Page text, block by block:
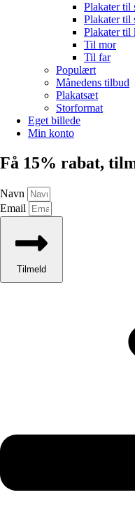
Plakater til
Plakater til
Plakater til
Til mor
Til far
Populært
Månedens tilbud
Plakatsæt
Storformat
Eget billede
Min konto
Få 15% rabat,
Navn
Email
Tilmeld